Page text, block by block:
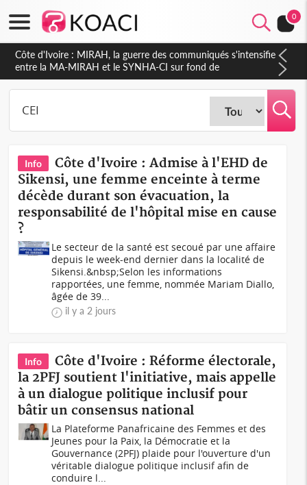
0
Côte d'Ivoire : Indépendance 2026, Thiam plaide pour un
environnement démocratique plus apaisé
Info
Côte d'Ivoire : Admise à l'EHD de
Sikensi, une femme enceinte à terme
décède durant son évacuation, la
responsabilité de l'hôpital mise en cause
?
Le secteur de la santé est secoué par une affaire
depuis le week-end dernier dans la localité de
Sikensi.&nbsp;Selon les informations
rapportées, une femme, nommée Mariam Diallo,
âgée de 39...
il y a 2 jours
Info
Côte d'Ivoire : Réforme électorale,
la 2PFJ soutient l'initiative, mais appelle
à un dialogue politique inclusif pour
bâtir un consensus national
La Plateforme Panafricaine des Femmes et des
Jeunes pour la Paix, la Démocratie et la
Gouvernance (2PFJ) plaide pour l'ouverture d'un
véritable dialogue politique inclusif afin de
conduire l...